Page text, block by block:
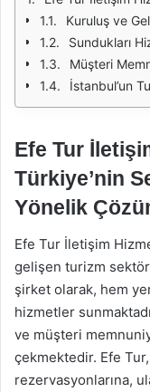
Kuruluş ve
Sundukları
Müşteri
İstanbul’un
Efe Tur
Türkiye’nin
Yönelik
Efe Tur İletişim
gelişen turizm
şirket olarak, hem
hizmetler
ve müşteri
çekmektedir. Efe
rezervasyonlarına,